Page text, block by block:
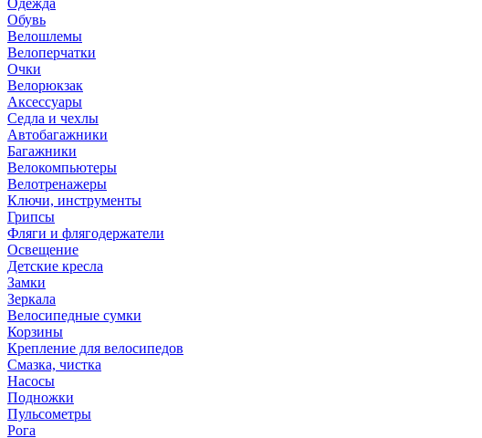
Одежда
Обувь
Велошлемы
Велоперчатки
Очки
Велорюкзак
Аксессуары
Седла и чехлы
Автобагажники
Багажники
Велокомпьютеры
Велотренажеры
Ключи, инструменты
Грипсы
Фляги и флягодержатели
Освещение
Детские кресла
Замки
Зеркала
Велосипедные сумки
Корзины
Крепление для велосипедов
Смазка, чистка
Насосы
Подножки
Пульсометры
Рога